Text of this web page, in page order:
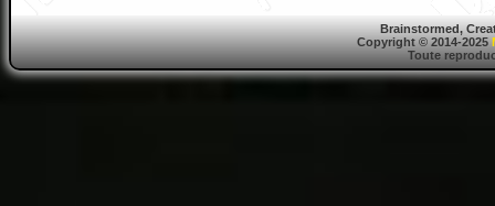
Brainstormed,
Copyright © 2014-2025
Toute